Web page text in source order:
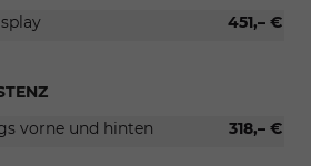
451,– €
318,– €
vorne und hinten